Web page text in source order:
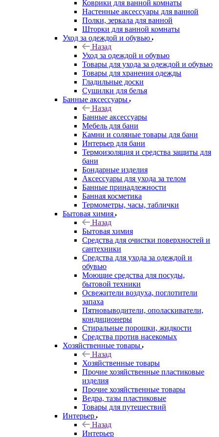
Коврики для ванной комнаты
Настенные аксессуары для ванной
Полки, зеркала для ванной
Шторки для ванной комнаты
Уход за одеждой и обувью
Назад
Уход за одеждой и обувью
Товары для ухода за одеждой и обувью
Товары для хранения одежды
Гладильные доски
Сушилки для белья
Банные аксессуары
Назад
Банные аксессуары
Мебель для бани
Камни и соляные товары для бани
Интерьер для бани
Термоизоляция и средства защиты для
бани
Бондарные изделия
Аксеcсуары для ухода за телом
Банные принадлежности
Банная косметика
Термометры, часы, таблички
Бытовая химия
Назад
Бытовая химия
Средства для очистки поверхностей и
сантехники
Средства для ухода за одеждой и
обувью
Моющие средства для посуды,
бытовой техники
Освежители воздуха, поглотители
запаха
Пятновыводители, ополаскиватели,
кондиционеры
Стиральные порошки, жидкости
Средства против насекомых
Хозяйственные товары
Назад
Хозяйственные товары
Прочие хозяйственные пластиковые
изделия
Прочие хозяйственные товары
Ведра, тазы пластиковые
Товары для путешествий
Интерьер
Назад
Интерьер